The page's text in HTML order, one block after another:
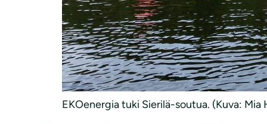
EKOenergia tuki Sierilä-soutua. (Kuva: Mia